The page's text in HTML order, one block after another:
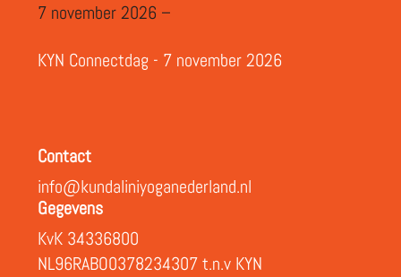
7 november 2026 –
KYN Connectdag - 7 november 2026
Contact
info@kundaliniyoganederland.nl
Gegevens
KvK 34336800
NL96RABO0378234307 t.n.v KYN